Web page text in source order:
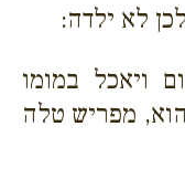
לא ילדה:
ויאכל במומו
מפריש טלה